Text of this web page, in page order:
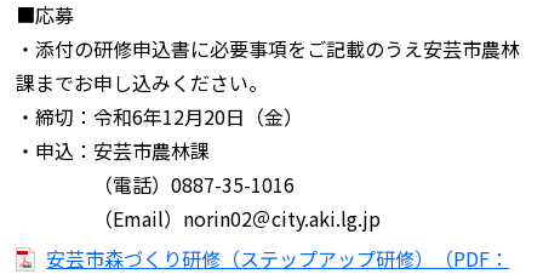
■応募
・添付の研修申込書に必要事項をご記載のうえ安芸市農林
課までお申し込みください。
・締切：令和6年12月20日（金）
・申込：安芸市農林課
（電話）0887-35-1016
（Email）norin02＠city.aki.lg.jp
安芸市森づくり研修（ステップアップ研修）（PDF：